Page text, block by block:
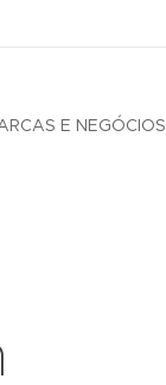
E NEGÓCIOS